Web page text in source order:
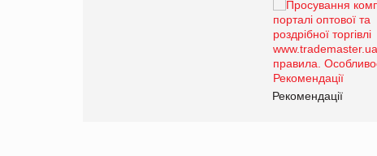
Рекомендації